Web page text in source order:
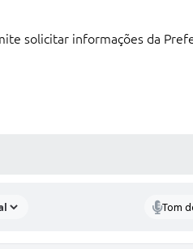
solicitar informações da
Tom